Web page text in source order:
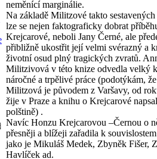
neměnící marginálie.
Na základě Militzové takto
lze se nejen faktograficky dobrat
Krejcarové, neboli Jany Černé, ale
přibližně ukostřit její velmi svérazný a
životní osud plný tragických zvratů.
Militzivová v této knize odvedla velký
náročné a trpělivé práce (podotýkám, že
Militzová je původem z Varšavy, od
žije v Praze a knihu o Krejcarové
polštině) .
Navíc Honzu Krejcarovou –Černou o
přesněji a blížeji zařadila k
jako je Mikuláš Medek, Zbyněk Fišer,
Havlíček ad.